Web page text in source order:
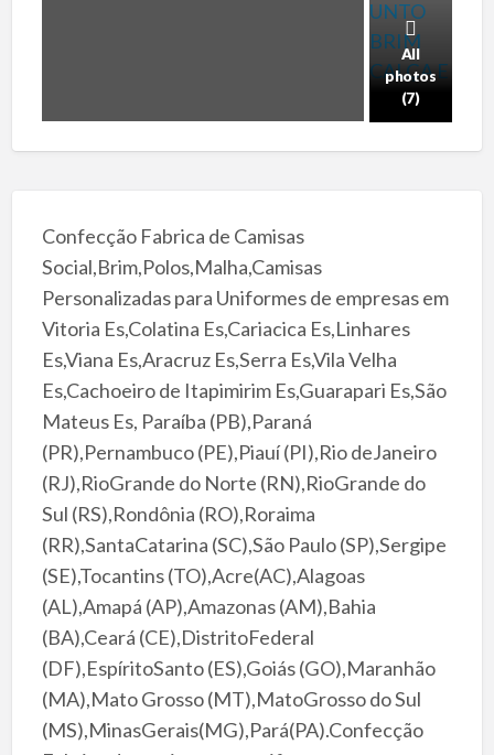
All
photos
(7)
Confecção Fabrica de Camisas
Social,Brim,Polos,Malha,Camisas
Personalizadas para Uniformes de empresas em
Vitoria Es,Colatina Es,Cariacica Es,Linhares
Es,Viana Es,Aracruz Es,Serra Es,Vila Velha
Es,Cachoeiro de Itapimirim Es,Guarapari Es,São
Mateus Es, Paraíba (PB),Paraná
(PR),Pernambuco (PE),Piauí (PI),Rio deJaneiro
(RJ),RioGrande do Norte (RN),RioGrande do
Sul (RS),Rondônia (RO),Roraima
(RR),SantaCatarina (SC),São Paulo (SP),Sergipe
(SE),Tocantins (TO),Acre(AC),Alagoas
(AL),Amapá (AP),Amazonas (AM),Bahia
(BA),Ceará (CE),DistritoFederal
(DF),EspíritoSanto (ES),Goiás (GO),Maranhão
(MA),Mato Grosso (MT),MatoGrosso do Sul
(MS),MinasGerais(MG),Pará(PA).Confecção